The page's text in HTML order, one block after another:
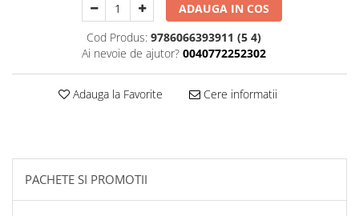
ADAUGA IN COS
Cod Produs: 9786066393911 (5 4)
Ai nevoie de ajutor? 0040772252302
Adauga la Favorite Cere informatii
PACHETE SI PROMOTII